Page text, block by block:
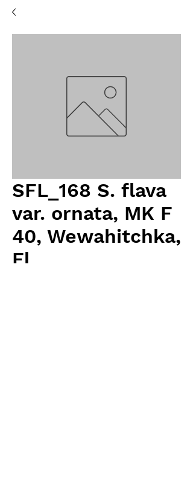
SFL_168 S. flava
var. ornata, MK F
40, Wewahitchka,
Fl